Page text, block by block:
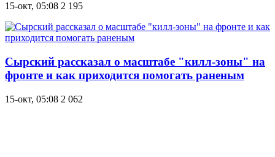
15-окт, 05:08 2 195
Сырский рассказал о масштабе "килл-зоны" на
фронте и как приходится помогать раненым
15-окт, 05:08 2 062